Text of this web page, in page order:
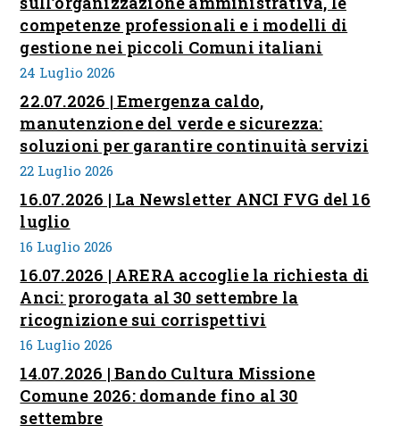
competenze professionali e i modelli di
gestione nei piccoli Comuni italiani
24 Luglio 2026
22.07.2026 | Emergenza caldo,
manutenzione del verde e sicurezza:
soluzioni per garantire continuità servizi
22 Luglio 2026
16.07.2026 | La Newsletter ANCI FVG del 16
luglio
16 Luglio 2026
16.07.2026 | ARERA accoglie la richiesta di
Anci: prorogata al 30 settembre la
ricognizione sui corrispettivi
16 Luglio 2026
14.07.2026 | Bando Cultura Missione
Comune 2026: domande fino al 30
settembre